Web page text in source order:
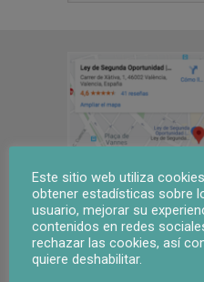
ley segunda oportunidad
Este sitio web utiliza
obtener estadísticas sobre
usuario, mejorar su
contenidos en redes
rechazar las cookies, así
quiere deshabilitar.